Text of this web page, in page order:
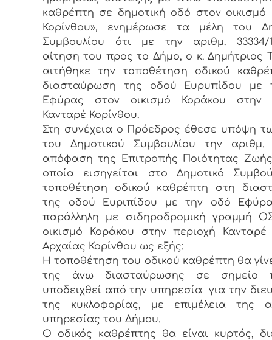
καθρέπτη σε δημοτική οδό στον οικισμό
Κορίνθου», ενημέρωσε τα μέλη του
Συμβουλίου ότι με την αριθμ. 33334/
αίτηση του προς το Δήμο, ο κ. Δημήτριος
αιτήθηκε την τοποθέτηση οδικού
διασταύρωση της οδού Ευρυπίδου με
Εφύρας στον οικισμό Κοράκου στην
Κανταρέ Κορίνθου.
Στη συνέχεια ο Πρόεδρος έθεσε υπόψη
του Δημοτικού Συμβουλίου την αριθμ.
απόφαση της Επιτροπής Ποιότητας
οποία εισηγείται στο Δημοτικό
τοποθέτηση οδικού καθρέπτη στη
της οδού Ευριπίδου με την οδό
παράλληλη με σιδηροδρομική γραμμή
οικισμό Κοράκου στην περιοχή Κανταρέ
Αρχαίας Κορίνθου ως εξής:
Η τοποθέτηση του οδικού καθρέπτη θα
της άνω διασταύρωσης σε σημείο
υποδειχθεί από την υπηρεσία για την
της κυκλοφορίας, με επιμέλεια της
υπηρεσίας του Δήμου.
Ο οδικός καθρέπτης θα είναι κυρτός,